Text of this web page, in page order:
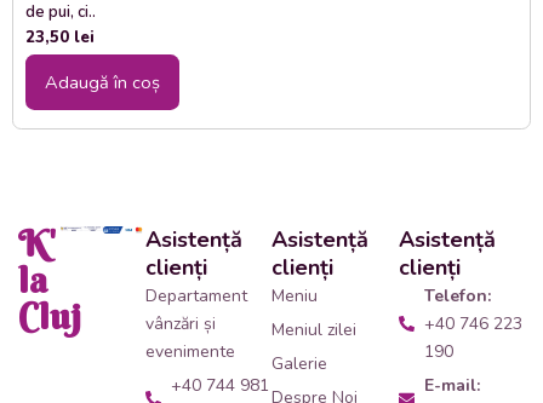
de pui, ci..
23,50 lei
Adaugă în coș
K'
la
Cluj
Asistență
clienți
Departament
vânzări și
evenimente
+40 744 981
Asistență
clienți
Meniu
Meniul zilei
Galerie
Despre Noi
Asistență
clienți
Telefon:
+40 746 223
190
E-mail: